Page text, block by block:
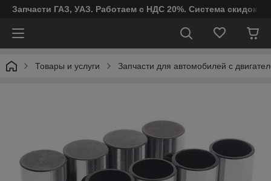
Запчасти ГАЗ, УАЗ. Работаем с НДС 20%. Система скидок
Товары и услуги Запчасти для автомобилей с